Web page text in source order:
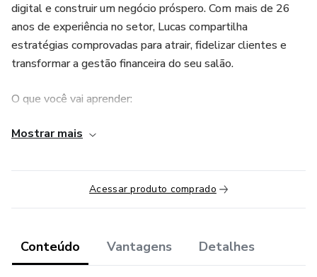
digital e construir um negócio próspero. Com mais de 26
anos de experiência no setor, Lucas compartilha
estratégias comprovadas para atrair, fidelizar clientes e
transformar a gestão financeira do seu salão.
O que você vai aprender:
• Técnicas para atrair e manter uma base de clientes fiel
• Como usar o Instagram e outras plataformas digitais para
expandir sua presença
salão
Mostrar mais
Acessar produto comprado
Conteúdo Vantagens Detalhes